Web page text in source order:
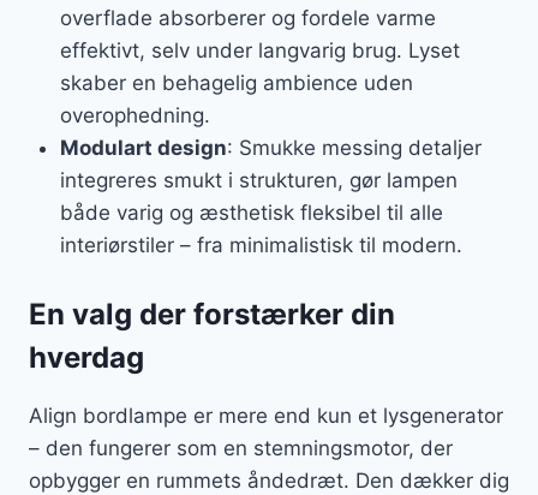
overflade absorberer og fordele varme
effektivt, selv under langvarig brug. Lyset
skaber en behagelig ambience uden
overophedning.
Modulart design: Smukke messing detaljer
integreres smukt i strukturen, gør lampen
både varig og æsthetisk fleksibel til alle
interiørstiler – fra minimalistisk til modern.
En valg der forstærker din
hverdag
Align bordlampe er mere end kun et lysgenerator
– den fungerer som en stemningsmotor, der
opbygger en rummets åndedræt. Den dækker dig